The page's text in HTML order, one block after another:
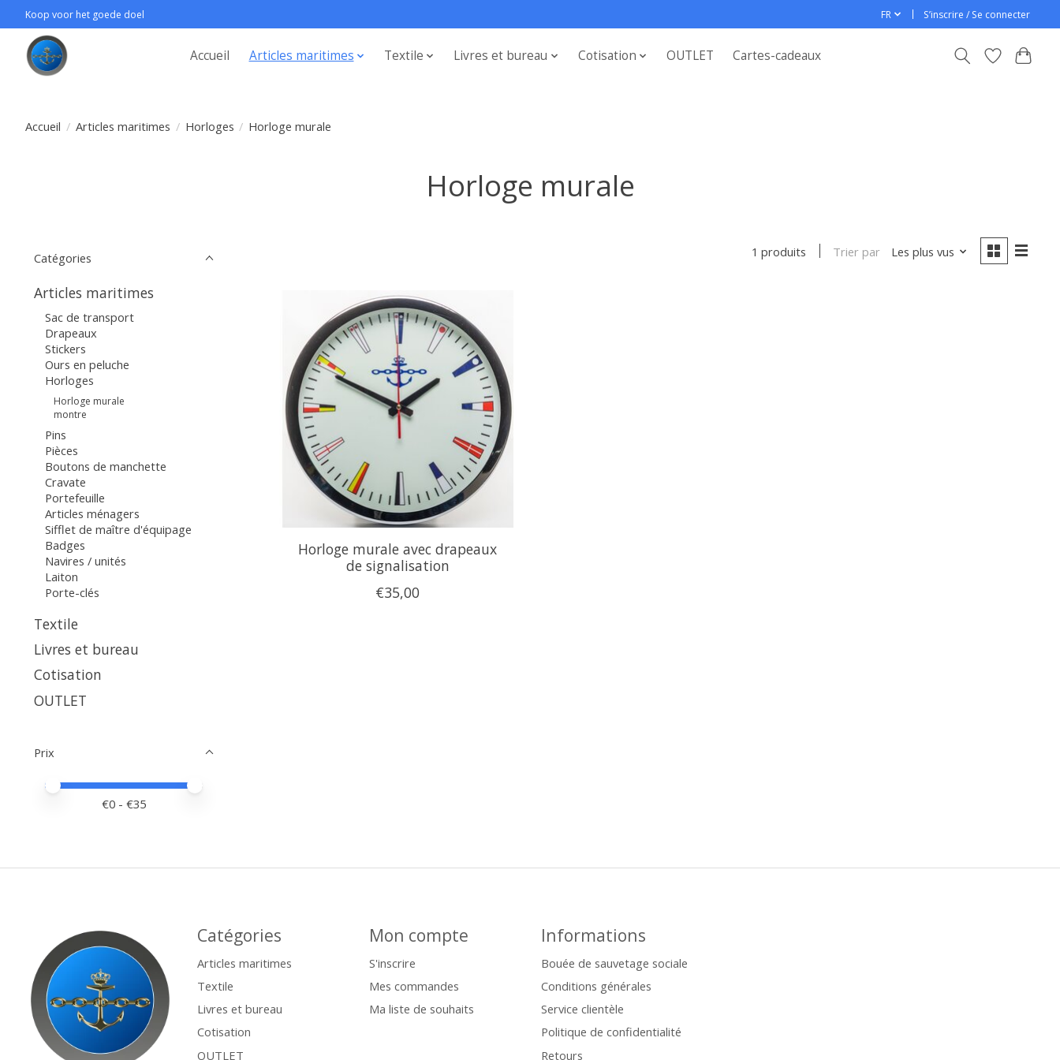
Koop voor het goede doel FR S’inscrire / Se connecter
Accueil Articles maritimes Textile Livres et bureau Cotisation OUTLET Cartes-cadeaux
Accueil / Articles maritimes / Horloges / Horloge murale
Horloge murale
Catégories
Articles maritimes
Sac de transport
Drapeaux
Stickers
Ours en peluche
Horloges
Horloge murale
montre
Pins
Pièces
Boutons de manchette
Cravate
Portefeuille
Articles ménagers
Sifflet de maître d'équipage
Badges
Navires / unités
Laiton
Porte-clés
Textile
Livres et bureau
Cotisation
OUTLET
Prix
Prix minimum
Price maximum value
€0 - €35
1 produits Trier par Les plus vus
Horloge murale avec drapeaux
de signalisation
€35,00
Catégories
Articles maritimes
Textile
Livres et bureau
Cotisation
OUTLET
Mon compte
S'inscrire
Mes commandes
Ma liste de souhaits
Informations
Bouée de sauvetage sociale
Conditions générales
Service clientèle
Politique de confidentialité
Retours